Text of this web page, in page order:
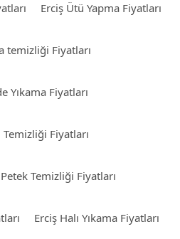
Erciş Ütü Yapma Fiyatları
temizliği Fiyatları
Yıkama Fiyatları
Temizliği Fiyatları
Temizliği Fiyatları
Erciş Halı Yıkama Fiyatları